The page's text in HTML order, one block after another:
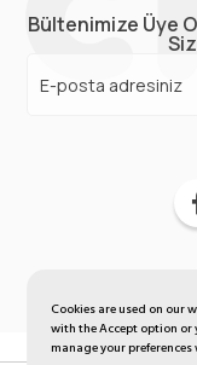
Cookies are used on our
with the Accept option or
manage your
Bültenimize Üye